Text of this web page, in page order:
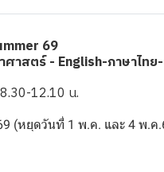
69
าสตร์ - English-ภาษาไทย
12.10 น.
(หยุดวันที่ 1 พ.ค. และ 4 พ.ค